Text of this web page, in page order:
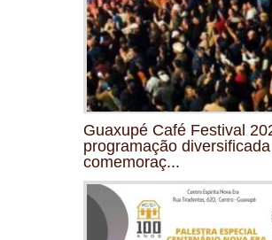
Guaxupé Café Festival
programação
comemoraç...